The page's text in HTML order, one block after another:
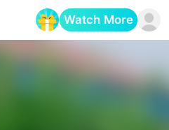
Watch More